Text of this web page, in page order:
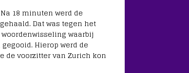
18 minuten werd de
Dat was tegen het
waarbij
Hierop werd de
de voorzitter van Zurich kon